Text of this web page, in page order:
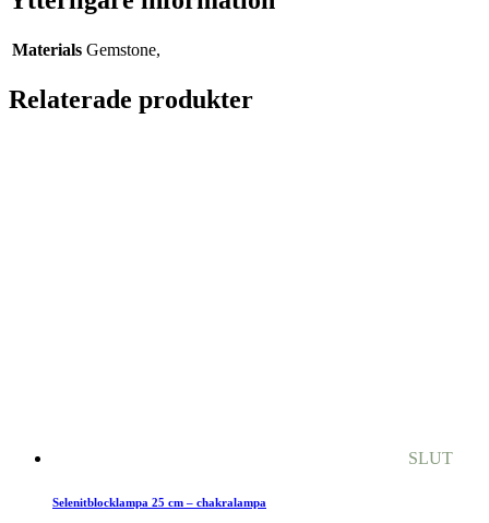
Materials Gemstone,
Relaterade produkter
SLUT
Selenitblocklampa 25 cm – chakralampa